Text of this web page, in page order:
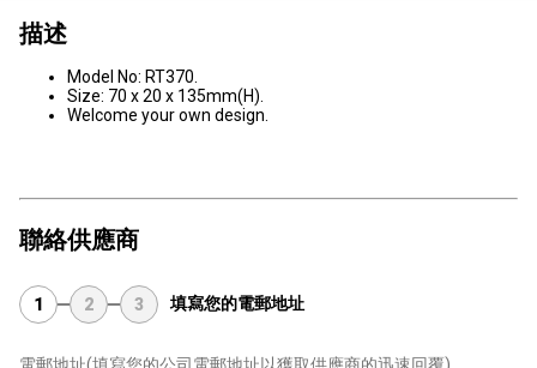
描述
Model No: RT370.
Size: 70 x 20 x 135mm(H).
Welcome your own design.
聯絡供應商
1 2 3 填寫您的電郵地址